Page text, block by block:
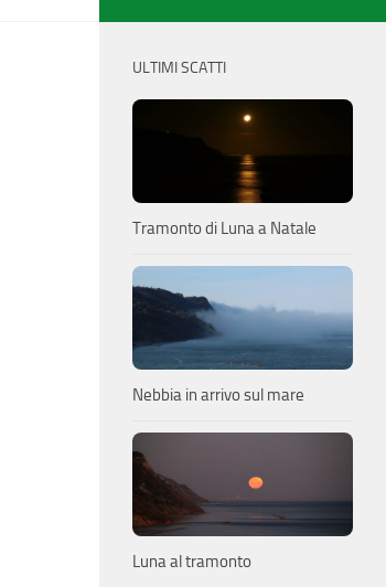
ULTIMI SCATTI
Tramonto di Luna a Natale
Nebbia in arrivo sul mare
Luna al tramonto